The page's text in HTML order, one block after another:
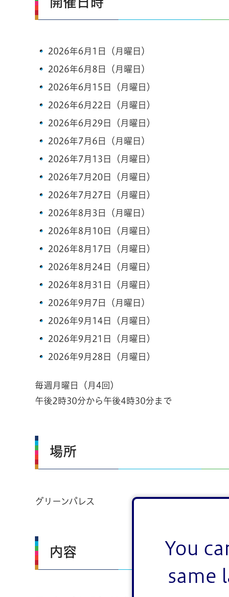
You
same
2026年6月1日（月曜日）
2026年6月8日（月曜日）
2026年6月15日（月曜日）
2026年6月22日（月曜日）
2026年6月29日（月曜日）
2026年7月6日（月曜日）
2026年7月13日（月曜日）
2026年7月20日（月曜日）
2026年7月27日（月曜日）
2026年8月3日（月曜日）
2026年8月10日（月曜日）
2026年8月17日（月曜日）
2026年8月24日（月曜日）
2026年8月31日（月曜日）
2026年9月7日（月曜日）
2026年9月14日（月曜日）
2026年9月21日（月曜日）
2026年9月28日（月曜日）
毎週月曜日（月4回）
午後2時30分から午後4時30分まで
場所
グリーンパレス
内容